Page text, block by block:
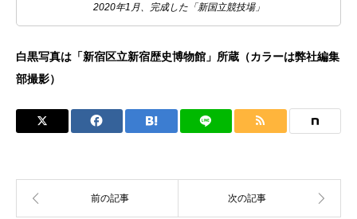
2020年1月、完成した「新国立競技場」
白黒写真は「新宿区立新宿歴史博物館」所蔵（カラーは弊社編集
部撮影）